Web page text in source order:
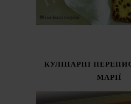
КУЛІНАРНІ
МАРІЇ